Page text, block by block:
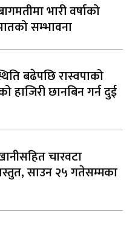
भारी वर्षाको
सम्भावना
बढेपछि रास्वपाको
छानबिन गर्न दुई
चारवटा
साउन २५ गतेसम्मका